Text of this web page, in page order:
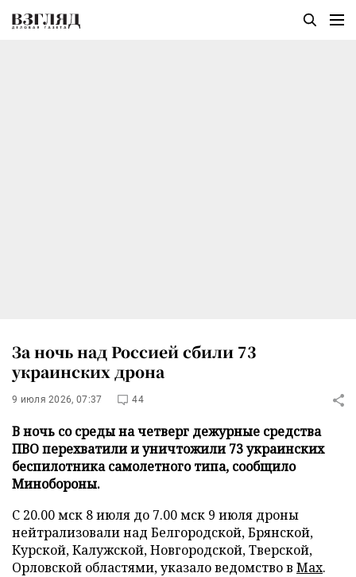
За ночь над Россией сбили 73
украинских дрона
9 июля 2026, 07:37 44
В ночь со среды на четверг дежурные средства
ПВО перехватили и уничтожили 73 украинских
беспилотника самолетного типа, сообщило
Минобороны.
С 20.00 мск 8 июля до 7.00 мск 9 июля дроны
нейтрализовали над Белгородской, Брянской,
Курской, Калужской, Новгородской, Тверской,
Орловской областями, указало ведомство в Max.